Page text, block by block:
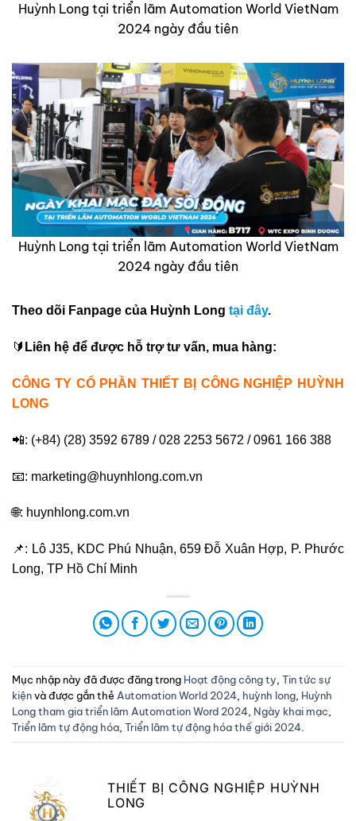
Huỳnh Long tại triển lãm Automation World VietNam
2024 ngày đầu tiên
Huỳnh Long tại triển lãm Automation World VietNam
2024 ngày đầu tiên
Theo dõi Fanpage của Huỳnh Long tại đây.
🔰 Liên hệ để được hỗ trợ tư vấn, mua hàng:
CÔNG TY CỔ PHẦN THIẾT BỊ CÔNG NGHIỆP HUỲNH
LONG
📲: (+84) (28) 3592 6789 / 028 2253 5672 / 0961 166 388
📧: marketing@huynhlong.com.vn
🌐: huynhlong.com.vn
📌: Lô J35, KDC Phú Nhuận, 659 Đỗ Xuân Hợp, P. Phước
Long, TP Hồ Chí Minh
Mục nhập này đã được đăng trong Hoạt động công ty, Tin tức sự
kiệnvà được gắn thẻ Automation World 2024, huỳnh long, Huỳnh
Long tham gia triển lãm Automation Word 2024, Ngày khai mạc,
Triển lãm tự động hóa, Triển lãm tự động hóa thế giới 2024.
THIẾT BỊ CÔNG NGHIỆP HUỲNH
LONG